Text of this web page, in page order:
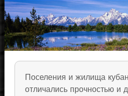
Поселения и жилища
отличались прочностью и